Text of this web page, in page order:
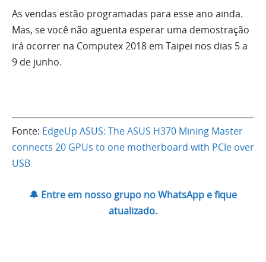
As vendas estão programadas para esse ano ainda.
Mas, se você não aguenta esperar uma demostração
irá ocorrer na Computex 2018 em Taipei nos dias 5 a
9 de junho.
Fonte: EdgeUp ASUS: The ASUS H370 Mining Master
connects 20 GPUs to one motherboard with PCIe over
USB
🔔 Entre em nosso grupo no WhatsApp e fique
atualizado.